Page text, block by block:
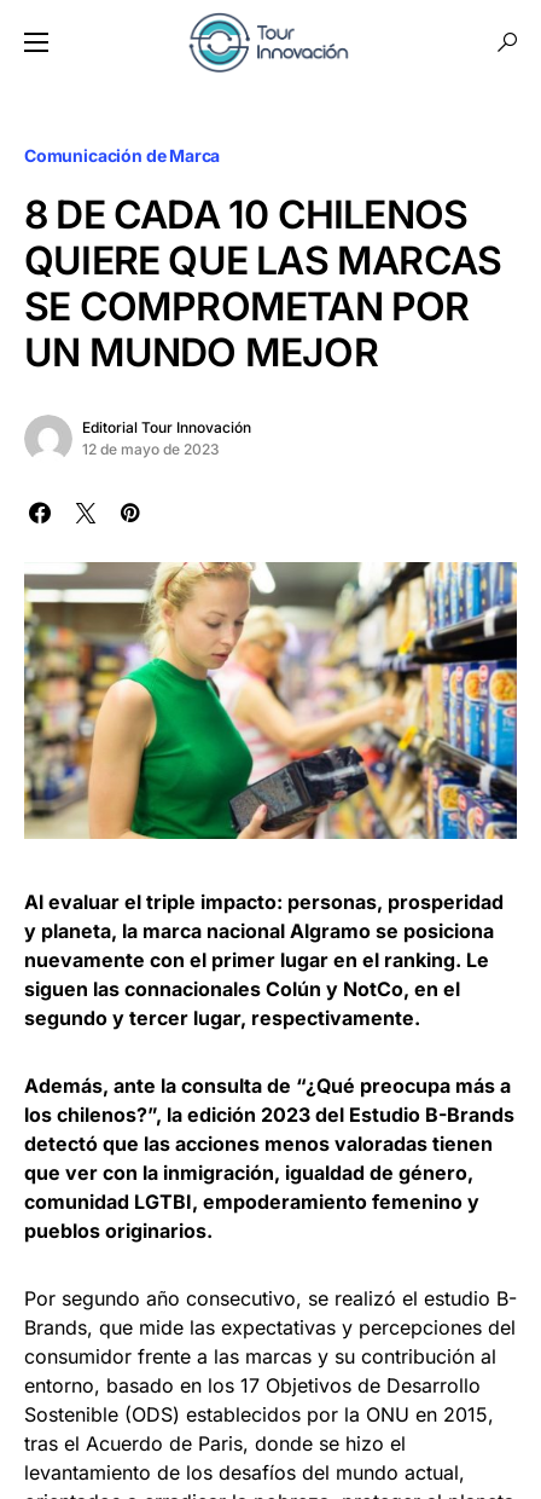
Comunicación de Marca
8 DE CADA 10 CHILENOS
QUIERE QUE LAS MARCAS
SE COMPROMETAN POR
UN MUNDO MEJOR
Editorial Tour Innovación
12 de mayo de 2023
Al evaluar el triple impacto: personas, prosperidad
y planeta, la marca nacional Algramo se posiciona
nuevamente con el primer lugar en el ranking. Le
siguen las connacionales Colún y NotCo, en el
segundo y tercer lugar, respectivamente.
Además, ante la consulta de “¿Qué preocupa más a
los chilenos?”, la edición 2023 del Estudio B-Brands
detectó que las acciones menos valoradas tienen
que ver con la inmigración, igualdad de género,
comunidad LGTBI, empoderamiento femenino y
pueblos originarios.
Por segundo año consecutivo, se realizó el estudio B-
Brands, que mide las expectativas y percepciones del
consumidor frente a las marcas y su contribución al
entorno, basado en los 17 Objetivos de Desarrollo
Sostenible (ODS) establecidos por la ONU en 2015,
tras el Acuerdo de Paris, donde se hizo el
levantamiento de los desafíos del mundo actual,